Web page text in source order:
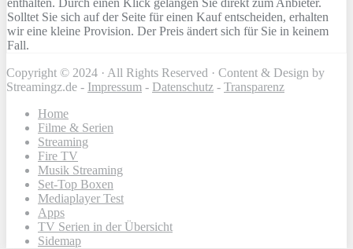
enthalten. Durch einen Klick gelangen Sie direkt zum Anbieter.
Solltet Sie sich auf der Seite für einen Kauf entscheiden, erhalten
wir eine kleine Provision. Der Preis ändert sich für Sie in keinem
Fall.
Copyright © 2024 · All Rights Reserved · Content & Design by
Streamingz.de - Impressum - Datenschutz - Transparenz
Home
Filme & Serien
Streaming
Fire TV
Musik Streaming
Set-Top Boxen
Mediaplayer Test
Apps
TV Serien in der Übersicht
Sidemap